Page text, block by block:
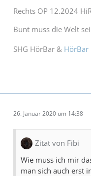
Rechts OP 12.2024
Bunt muss die Welt
SHG HörBar & HörBar
26. Januar 2020 um 14:38
Zitat von Fibi
Wie muss ich mir
man sich auch erst